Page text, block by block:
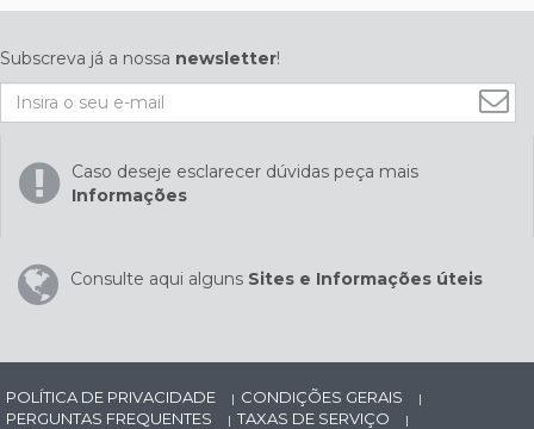
Subscreva já a nossa newsletter!
Caso deseje esclarecer dúvidas peça mais
Informações
Consulte aqui alguns Sites e Informações úteis
POLÍTICA DE PRIVACIDADE | CONDIÇÕES GERAIS |
PERGUNTAS FREQUENTES | TAXAS DE SERVIÇO |